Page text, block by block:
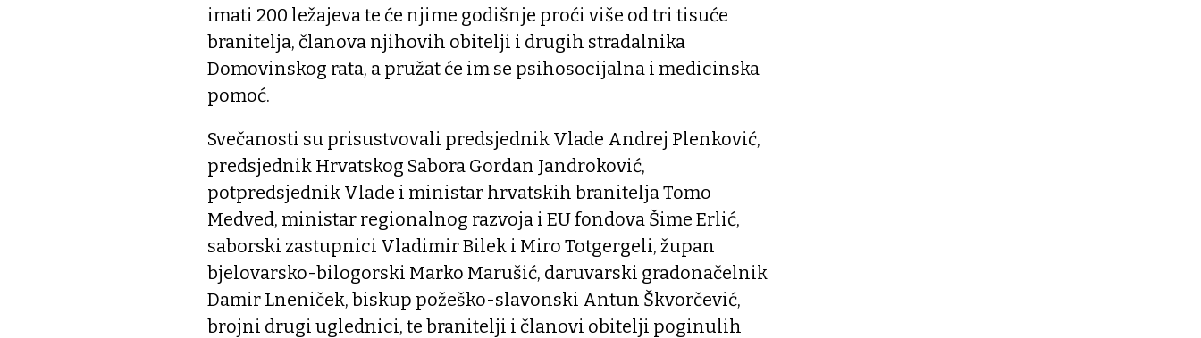
imati 200 ležajeva te će njime godišnje proći više od tri tisuće
branitelja, članova njihovih obitelji i drugih stradalnika
Domovinskog rata, a pružat će im se psihosocijalna i medicinska
pomoć.
Svečanosti su prisustvovali predsjednik Vlade Andrej Plenković,
predsjednik Hrvatskog Sabora Gordan Jandroković,
potpredsjednik Vlade i ministar hrvatskih branitelja Tomo
Medved, ministar regionalnog razvoja i EU fondova Šime Erlić,
saborski zastupnici Vladimir Bilek i Miro Totgergeli, župan
bjelovarsko-bilogorski Marko Marušić, daruvarski gradonačelnik
Damir Lneniček, biskup požeško-slavonski Antun Škvorčević,
brojni drugi uglednici, te branitelji i članovi obitelji poginulih